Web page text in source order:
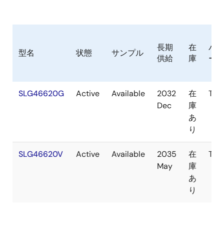
型名 状態 サンプル
長期
供給
在
庫
パ
ージ
SLG46620G Active Available
2032
Dec
在
庫
あ
り
SLG46620V Active Available
2035
May
在
庫
あ
り